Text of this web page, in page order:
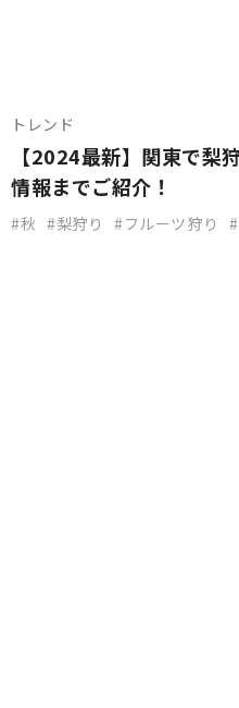
トレンド
【2024最新】関東で梨
情報までご紹介！
秋 梨狩り フルーツ狩り